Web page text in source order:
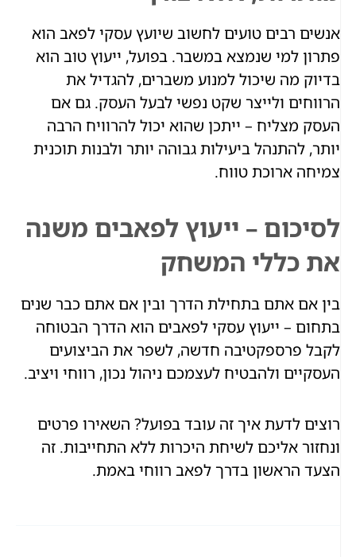
אנשים רבים טועים לחשוב שיועץ עסקי לפאב הוא
פתרון למי שנמצא במשבר. בפועל, ייעוץ טוב הוא
בדיוק מה שיכול למנוע משברים, להגדיל את
הרווחים ולייצר שקט נפשי לבעל העסק. גם אם
העסק מצליח – ייתכן שהוא יכול להרוויח הרבה
יותר, להתנהל ביעילות גבוהה יותר ולבנות תוכנית
צמיחה ארוכת טווח.
לסיכום – ייעוץ לפאבים משנה
את כללי המשחק
בין אם אתם בתחילת הדרך ובין אם אתם כבר שנים
בתחום – ייעוץ עסקי לפאבים הוא הדרך הבטוחה
לקבל פרספקטיבה חדשה, לשפר את הביצועים
העסקיים ולהבטיח לעצמכם ניהול נכון, רווחי ויציב.
רוצים לדעת איך זה עובד בפועל? השאירו פרטים
ונחזור אליכם לשיחת היכרות ללא התחייבות. זה
הצעד הראשון בדרך לפאב רווחי באמת.